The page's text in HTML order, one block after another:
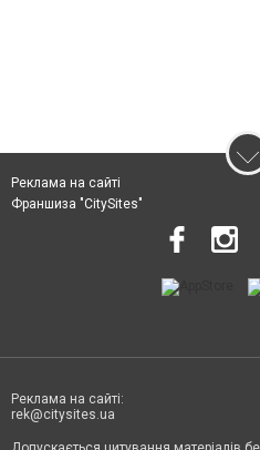
Реклама на сайті
Франшиза "CitySites"
Реклама на сайті:
rek@citysites.ua